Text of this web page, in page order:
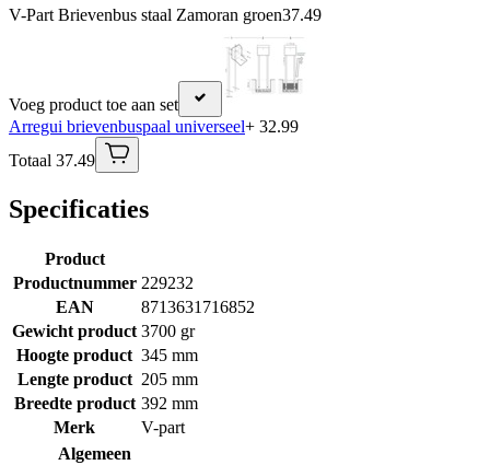
V-Part Brievenbus staal Zamoran groen37.49
Voeg product toe aan set
Arregui brievenbuspaal universeel+ 32.99
Totaal 37.49
Specificaties
Product
Productnummer 229232
EAN
8713631716852
Gewicht product 3700 gr
Hoogte product 345 mm
Lengte product 205 mm
Breedte product 392 mm
Merk
V-part
Algemeen